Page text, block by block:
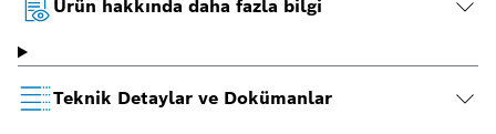
Ürün hakkında daha fazla bilgi
Teknik Detaylar ve Dokümanlar